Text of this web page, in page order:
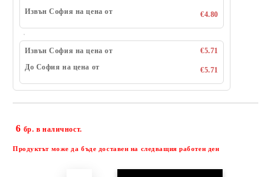
Извън София на цена от
€4.80
Извън София на цена от
€5.71
До София на цена от
€5.71
6 бр. в наличност.
Продуктът може да бъде доставен на следващия работен ден